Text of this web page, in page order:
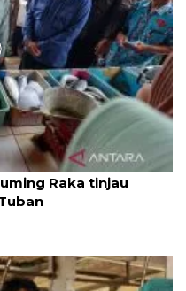
Raka tinjau